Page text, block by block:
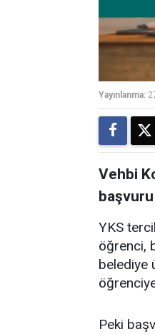
Yayınlanma:
Vehbi
YKS
öğrenci,
belediye
Peki